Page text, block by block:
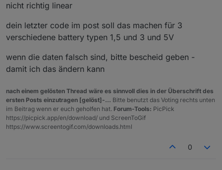
Jetzt suche ich im Code die Stelle wo warn und
ALARM eingestellt werden und finde nur 25/40 (was
auch immer) und die bigBattery:
let HTMLbrandSetting="b"
var battAlarm=25;
var battAlarmWarning=40;
// ------------------------    hier einstellen,
EDIT:
nicht richtig linear
dein letzter code im post soll das machen für 3
verschiedene battery typen 1,5 und 3 und 5V
wenn die daten falsch sind, bitte bescheid geben -
damit ich das ändern kann
nach einem gelösten Thread wäre es sinnvoll dies in der Überschrift des
ersten Posts einzutragen [gelöst]-... Bitte benutzt das Voting rechts unten
im Beitrag wenn er euch geholfen hat. Forum-Tools: PicPick
https://picpick.app/en/download/ und ScreenToGif
https://www.screentogif.com/downloads.html
0